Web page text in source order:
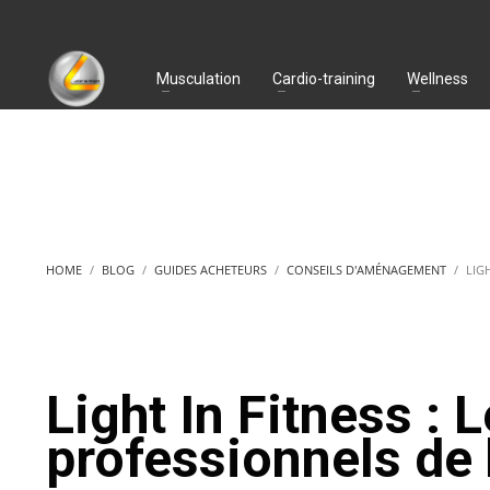
Musculation Cardio-training Wellness
HOME BLOG GUIDES ACHETEURS CONSEILS D'AMÉNAGEMENT
Light In Fitness :
professionnels